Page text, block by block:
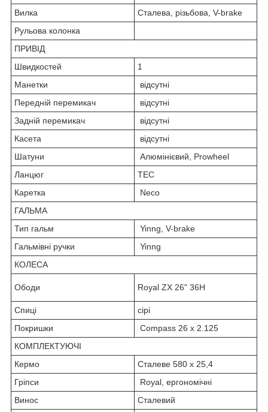
Вилка
Сталева, різьбова, V-brake
Рульова колонка
ПРИВІД
Швидкостей
1
Манетки
відсутні
Передній перемикач
відсутні
Задній перемикач
відсутні
Касета
відсутні
Шатуни
Алюмінієвий, Prowheel
Ланцюг
ТЕС
Каретка
Neco
ГАЛЬМА
Тип гальм
Yinng, V-brake
Гальмівні ручки
Yinng
КОЛЕСА
Ободи Royal ZX 26" 36Н
Спиці
сірі
Покришки
Compass 26 x 2.125
КОМПЛЕКТУЮЧІ
Кермо
Сталеве 580 x 25,4
Гріпси
Royal, ергономічні
Винос
Сталевий